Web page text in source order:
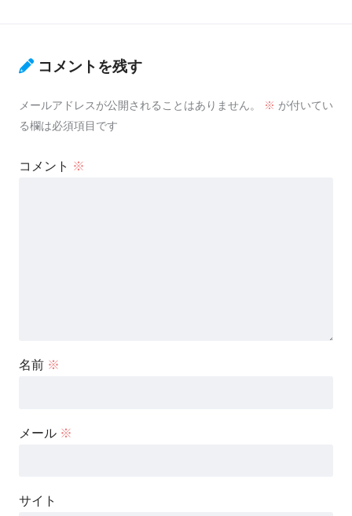
コメントを残す
メールアドレスが公開されることはありません。 ※ が付いてい
る欄は必須項目です
コメント ※
名前 ※
メール ※
サイト